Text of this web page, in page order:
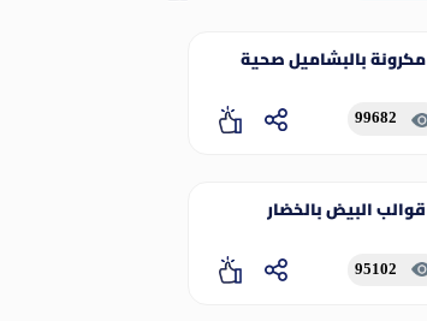
مكرونة بالبشاميل صحية
99682
قوالب البيض بالخضار
95102